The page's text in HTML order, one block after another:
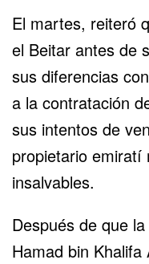
El martes, reiteró
el Beitar antes de
sus diferencias
a la contratación
sus intentos de
propietario emiratí
insalvables.
Después de que
Hamad bin